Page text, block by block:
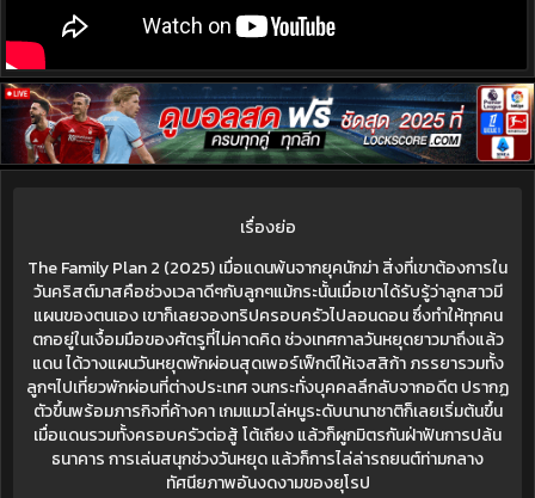
เรื่องย่อ
The Family Plan 2 (2025) เมื่อแดนพ้นจากยุคนักฆ่า สิ่งที่เขาต้องการใน
วันคริสต์มาสคือช่วงเวลาดีๆกับลูกๆแม้กระนั้นเมื่อเขาได้รับรู้ว่าลูกสาวมี
แผนของตนเอง เขาก็เลยจองทริปครอบครัวไปลอนดอน ซึ่งทำให้ทุกคน
ตกอยู่ในเงื้อมมือของศัตรูที่ไม่คาดคิด ช่วงเทศกาลวันหยุดยาวมาถึงแล้ว
แดน ได้วางแผนวันหยุดพักผ่อนสุดเพอร์เฟ็กต์ให้เจสสิก้า ภรรยารวมทั้ง
ลูกๆไปเที่ยวพักผ่อนที่ต่างประเทศ จนกระทั่งบุคคลลึกลับจากอดีต ปรากฏ
ตัวขึ้นพร้อมภารกิจที่ค้างคา เกมแมวไล่หนูระดับนานาชาติก็เลยเริ่มต้นขึ้น
เมื่อแดนรวมทั้งครอบครัวต่อสู้ โต้เถียง แล้วก็ผูกมิตรกันฝ่าฟันการปล้น
ธนาคาร การเล่นสนุกช่วงวันหยุด แล้วก็การไล่ล่ารถยนต์ท่ามกลาง
ทัศนียภาพอันงดงามของยุโรป